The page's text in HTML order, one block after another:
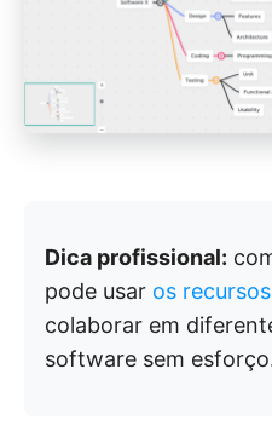
Dica profissional:
pode usar os
colaborar em
software sem